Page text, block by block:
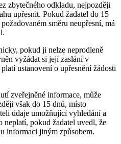
zbytečného odkladu, nejpozději
upřesnit. Pokud žadatel do 15
směru neupřesní, má
pokud ji nelze neprodleně
vyžádat si její zaslání v
ustanovení o upřesnění žádosti
zveřejněné informace, může
však do 15 dnů, místo
údaje umožňující vyhledání a
neplatí, pokud žadatel uvedl, že
informaci jiným způsobem.